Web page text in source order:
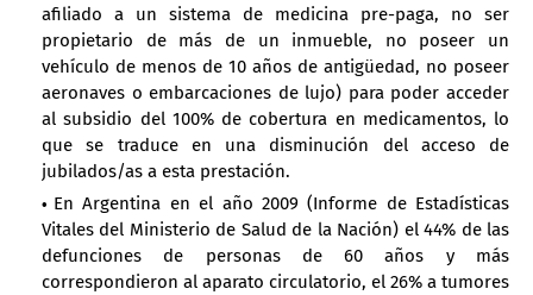
afiliado a un sistema de medicina pre-paga, no ser
propietario de más de un inmueble, no poseer un
vehículo de menos de 10 años de antigüedad, no poseer
aeronaves o embarcaciones de lujo) para poder acceder
al subsidio del 100% de cobertura en medicamentos, lo
que se traduce en una disminución del acceso de
jubilados/as a esta prestación.
En Argentina en el año 2009 (Informe de Estadísticas
Vitales del Ministerio de Salud de la Nación) el 44% de las
defunciones de personas de 60 años y más
correspondieron al aparato circulatorio, el 26% a tumores